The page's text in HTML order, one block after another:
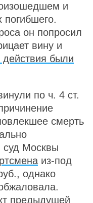
и
он попросил
вину и
действия были
по ч. 4 ст.
смерть
суд Москвы
из-под
однако
предыдущей